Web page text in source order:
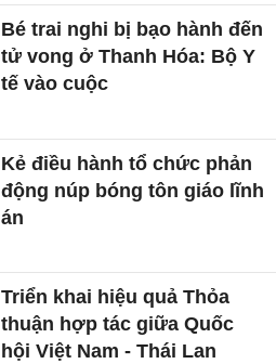
Bé trai nghi bị bạo hành đến
tử vong ở Thanh Hóa: Bộ Y
tế vào cuộc
Kẻ điều hành tổ chức phản
động núp bóng tôn giáo lĩnh
án
Triển khai hiệu quả Thỏa
thuận hợp tác giữa Quốc
hội Việt Nam - Thái Lan